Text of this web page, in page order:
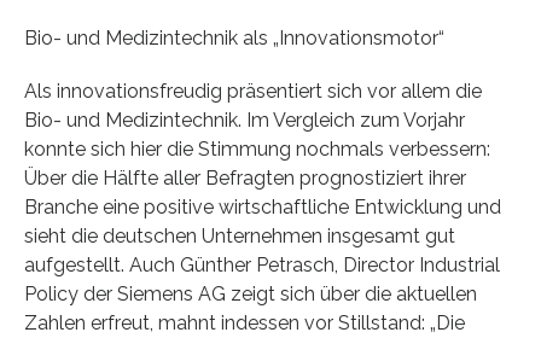
Bio- und Medizintechnik als „Innovationsmotor“
Als innovationsfreudig präsentiert sich vor allem die
Bio- und Medizintechnik. Im Vergleich zum Vorjahr
konnte sich hier die Stimmung nochmals verbessern:
Über die Hälfte aller Befragten prognostiziert ihrer
Branche eine positive wirtschaftliche Entwicklung und
sieht die deutschen Unternehmen insgesamt gut
aufgestellt. Auch Günther Petrasch, Director Industrial
Policy der Siemens AG zeigt sich über die aktuellen
Zahlen erfreut, mahnt indessen vor Stillstand: „Die